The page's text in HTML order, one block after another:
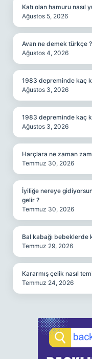
Katı olan hamuru nasıl
Ağustos 5, 2026
Avan ne demek türkçe ?
Ağustos 4, 2026
1983 depreminde kaç
Ağustos 3, 2026
1983 depreminde kaç
Ağustos 3, 2026
Harçlara ne zaman
Temmuz 30, 2026
İyiliğe nereye
gelir ?
Temmuz 30, 2026
Bal kabağı bebeklerde
Temmuz 29, 2026
Kararmış çelik nasıl
Temmuz 24, 2026